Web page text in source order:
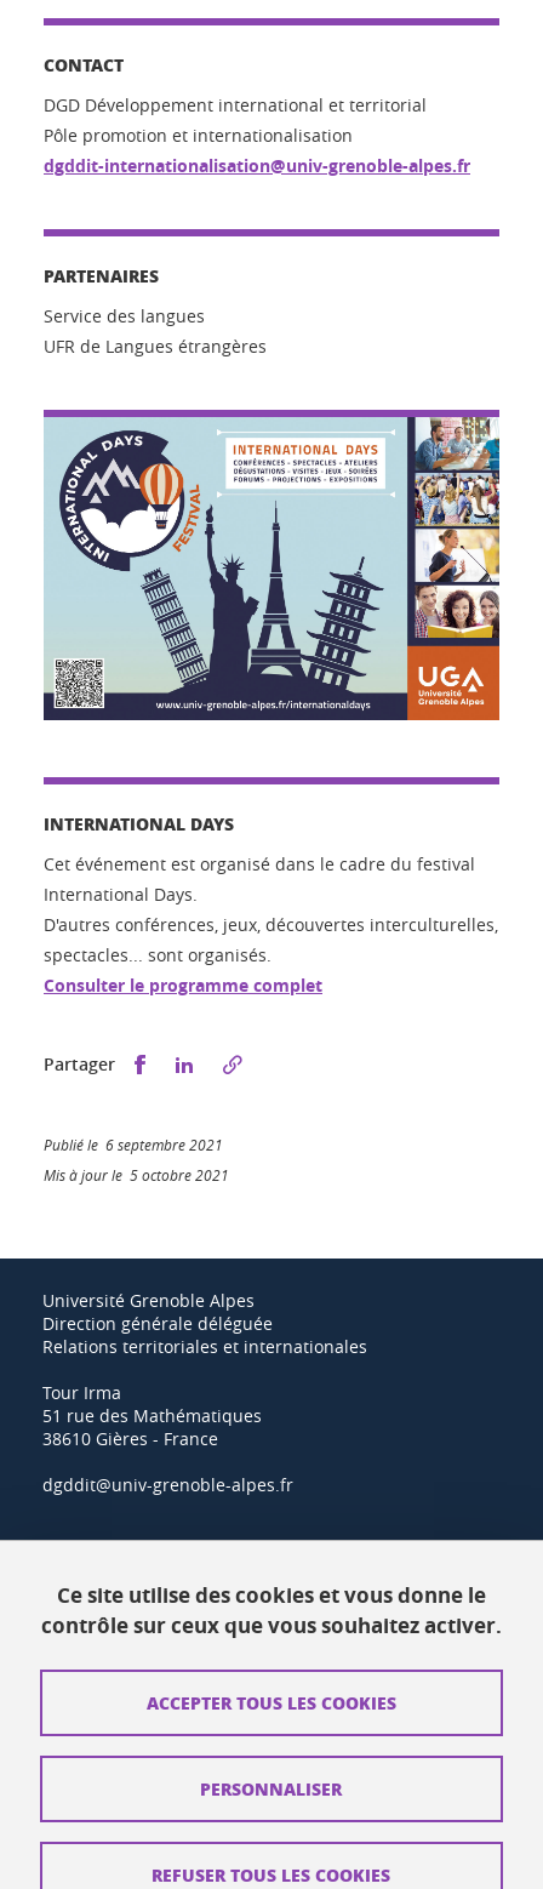
CONTACT
DGD Développement international et territorial
Pôle promotion et internationalisation
dgddit-internationalisation@univ-grenoble-alpes.fr
PARTENAIRES
Service des langues
UFR de Langues étrangères
INTERNATIONAL DAYS
Cet événement est organisé dans le cadre du festival
International Days.
D'autres conférences, jeux, découvertes interculturelles,
spectacles... sont organisés.
Consulter le programme complet
Partager Partager sur Facebook
Partager sur LinkedIn
Publié le 6 septembre 2021
Mis à jour le 5 octobre 2021
Université Grenoble Alpes
Direction générale déléguée
Relations territoriales et internationales
Tour Irma
51 rue des Mathématiques
38610 Gières - France
dgddit@univ-grenoble-alpes.fr
Ressources
Contacts
Plans d'accès
Mentions légales
Ce site utilise des cookies et vous donne le
contrôle sur ceux que vous souhaitez activer.
ACCEPTER TOUS LES COOKIES
REFUSER TOUS LES COOKIES
PERSONNALISER